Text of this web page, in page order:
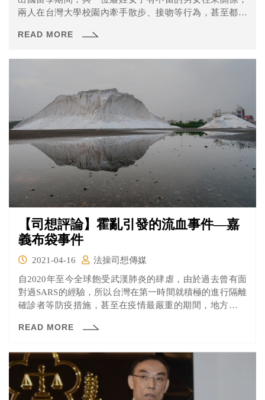
兩人在台灣大學校園內牽手散步、接吻等行為，甚至都被
民事訴訟，告兩人侵害其配偶權。但是其實魏女所提出的
READ MORE
【司想評論】霍亂引發的流血事件—嘉
義布袋事件
2021-04-16
法操司想傳媒
自2020年至今全球飽受武漢肺炎的肆虐，由於過去曾有面
對過SARS的經驗，所以台灣在第一時間就積極的進行隔離
確診者等防疫措施，甚至在疫情最嚴重的期間，地方政府
到霍亂的侵襲而進行過區域封鎖，只是當時的結果卻是個
麼事呢？
READ MORE